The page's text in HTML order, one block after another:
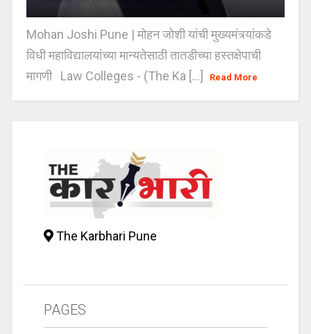
Mohan Joshi Pune | मोहन जोशी यांची मुख्यमंत्र्यांकडे
विधी महाविद्यालयांच्या मान्यतेसाठी तातडीच्या हस्तक्षेपाची
मागणी Law Colleges - (The Ka [...]
Read More
The Karbhari Pune
PAGES